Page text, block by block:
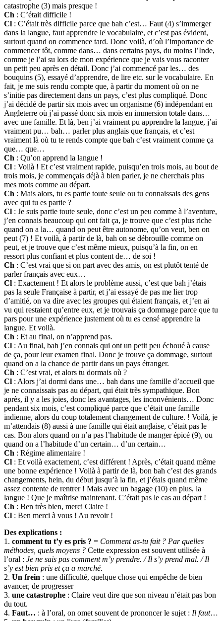
catastrophe (3) mais presque !
Ch : C’était difficile !
Cl : C’était très difficile parce que bah c’est… Faut (4) s’immerger
dans la langue, faut apprendre le vocabulaire, et c’est pas évident,
surtout quand on commence tard. Donc voilà, d’où l’importance de
commencer tôt, comme dans… dans certains pays, du moins l’Inde,
comme je l’ai su lors de mon expérience que je vais vous raconter
un petit peu après en détail. Donc j’ai commencé par les… des
bouquins (5), essayé d’apprendre, de lire etc. sur le vocabulaire. En
fait, je me suis rendu compte que, à partir du moment où on ne
s’initie pas directement dans un pays, c’est plus compliqué. Donc
j’ai décidé de partir six mois avec un organisme (6) indépendant en
Angleterre où j’ai passé donc six mois en immersion totale dans…
avec une famille. Et là, ben j’ai vraiment pu apprendre la langue, j’ai
vraiment pu… bah… parler plus anglais que français, et c’est
vraiment là où tu te rends compte que bah c’est vraiment comme ça
que… que…
Ch : Qu’on apprend la langue !
Cl : Voilà ! Et c’est vraiment rapide, puisqu’en trois mois, au bout de
trois mois, je commençais déjà à bien parler, je ne cherchais plus
mes mots comme au départ.
Ch : Mais alors, tu es partie toute seule ou tu connaissais des gens
avec qui tu es partie ?
Cl : Je suis partie toute seule, donc c’est un peu comme à l’aventure,
j’en connais beaucoup qui ont fait ça, je trouve que c’est plus riche
quand on a la… quand on peut être autonome, qu’on veut, ben on
peut (7) ! Et voilà, à partir de là, bah on se débrouille comme on
peut, et je trouve que c’est même mieux, puisqu’à la fin, on en
ressort plus confiant et plus content de… de soi !
Ch : C’est vrai que si on part avec des amis, on est plutôt tenté de
parler français avec eux…
Cl : Exactement ! Et alors le problème aussi, c’est que bah j’étais
pas la seule Française à partir, et j’ai essayé de pas me lier trop
d’amitié, on va dire avec les groupes qui étaient français, et j’en ai
vu qui restaient qu’entre eux, et je trouvais ça dommage parce que tu
pars pour une expérience justement où tu es censé apprendre la
langue. Et voilà.
Ch : Et au final, on n’apprend pas.
Cl : Au final, bah j’en connais qui ont un petit peu échoué à cause
de ça, pour leur examen final. Donc je trouve ça dommage, surtout
quand on a la chance de partir dans un pays étranger.
Ch : C’est vrai, et alors tu dormais où ?
Cl : Alors j’ai dormi dans une… bah dans une famille d’accueil que
je ne connaissais pas au départ, qui était très sympathique. Bon
après, il y a les joies, donc les avantages, les inconvénients… Donc
pendant six mois, c’est compliqué parce que c’était une famille
indienne, alors du coup totalement changement de culture. ! Voilà, je
m’attendais (8) aussi à une famille qui était anglaise, c’était pas le
cas. Bon alors quand on n’a pas l’habitude de manger épicé (9), ou
quand on a l’habitude d’un certain… d’un certain…
Ch : Régime alimentaire !
Cl : Et voilà exactement, c’est différent ! Après, c’était quand même
une bonne expérience ! Voilà à partir de là, bon bah c’est des grands
changements, hein, du début jusqu’à la fin, et j’étais quand même
assez contente de rentrer ! Mais avec un bagage (10) en plus, la
langue ! Que je maîtrise maintenant. C’était pas le cas au départ !
Ch : Ben très bien, merci Claire !
Cl : Ben merci à vous ! Au revoir !
Des explications :
1. comment tu t’y es pris ? = Comment as-tu fait ? Par quelles
méthodes, quels moyens ? Cette expression est souvent utilisée à
l’oral : Je ne sais pas comment m’y prendre. / Il s’y prend mal. / Il
s’y est bien pris et ça a marché.
2. Un frein : une difficulté, quelque chose qui empêche de bien
avancer, de progresser
3. une catastrophe : Claire veut dire que son niveau n’était pas bon
du tout.
4. Faut… : à l’oral, on omet souvent de prononcer le sujet : Il faut…